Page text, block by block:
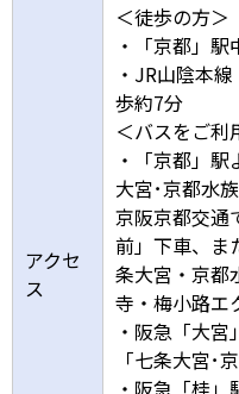
アクセ
ス
＜徒歩の方＞
・「京都」
・JR山陰本
歩約7分
＜バスをご利
・「京都」
大宮･京都水
京阪京都交通
前」下車、ま
条大宮・京都
寺・梅小路エ
・阪急「大
「七条大宮･
・阪急「桂